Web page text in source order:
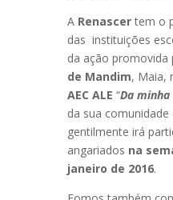
A Renascertem o
das instituições
da ação promovida
de Mandim, Maia,
AEC ALE “Da
da sua comunidade
gentilmente irá
angariados na
janeiro de 2016.